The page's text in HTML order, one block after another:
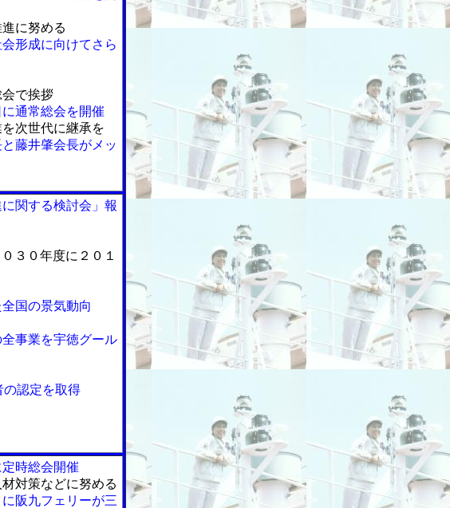
に努める
形成に向けてさら
で挨拶
通常総会を開催
次世代に継承を
藤井肇会長がメッ
関する検討会」報
３０年度に２０１
国の景気動向
事業を宇徳グール
の認定を取得
時総会開催
対策などに努める
阪九フェリーが三